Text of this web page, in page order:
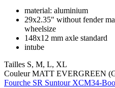
material: aluminium
29x2.35" without fender
wheelsize
148x12 mm axle standard
intube
Tailles S, M, L, XL
Couleur MATT EVERGREEN
Fourche SR Suntour XCM34-